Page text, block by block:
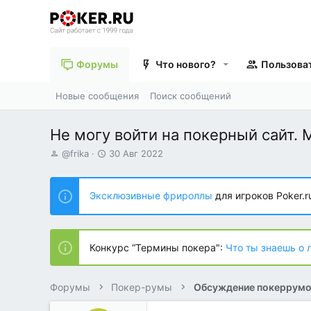
Форумы Что нового?
Новые сообщения Поиск сообщений
Не могу войти на покерный сайт.
А
т
о
р
т
е
м
ы
@frika
Д
т
н
а
ч
л
а
30 Авг 2022
Эксклюзивные фрироллы для игроков
Конкурс “Термины покера": Что ты знаешь о
Форумы Покер-румы Обсуждение